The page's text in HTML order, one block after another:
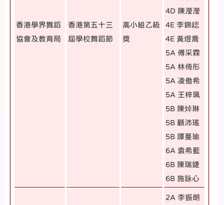
香港學界舞蹈
協會及教育局
香港第五十三
屆學校舞蹈節
高小組乙級
獎
4D 陳瀅瀅
4E 李錦鍶
4E 黃煜喬
5A 傅采霖
5A 林倚彤
5A 凌傲希
5A 王梓珮
5B 陳焯琳
5B 顧沛瑤
5B 譚蔓瑜
6A 袁希藍
6B 陳瑞婕
6B 施詠心
2A 李振朗